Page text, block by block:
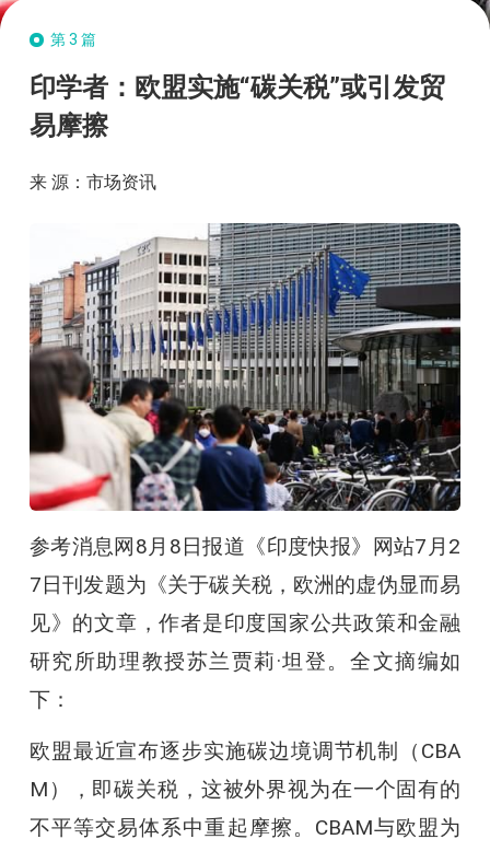
第3篇
印学者：欧盟实施“碳关税”或引发贸
易摩擦
来 源：市场资讯
参考消息网8月8日报道《印度快报》网站7月2
7日刊发题为《关于碳关税，欧洲的虚伪显而易
见》的文章，作者是印度国家公共政策和金融
研究所助理教授苏兰贾莉·坦登。全文摘编如
下：
欧盟最近宣布逐步实施碳边境调节机制（CBA
M），即碳关税，这被外界视为在一个固有的
不平等交易体系中重起摩擦。CBAM与欧盟为